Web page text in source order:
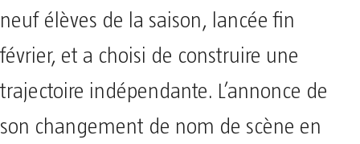
neuf élèves de la saison, lancée fin
février, et a choisi de construire une
trajectoire indépendante. L’annonce de
son changement de nom de scène en